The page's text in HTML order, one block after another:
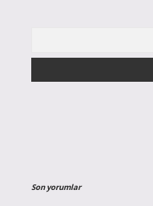
Son yorumlar